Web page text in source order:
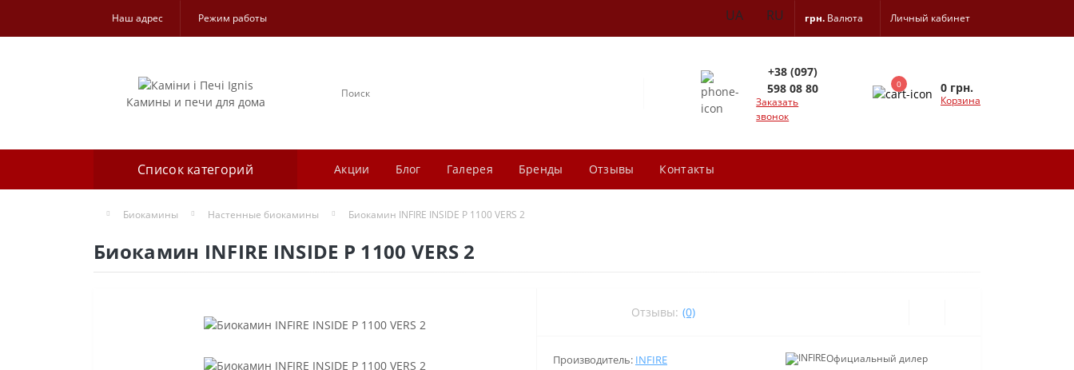
Наш адрес Режим работы UA RU грн. Валюта Личный кабинет
Камины и печи для дома
+38 (097)
598 08 80
Заказать
звонок
0 0 грн.
Корзина
Список категорий Акции Блог Галерея Бренды Отзывы Контакты
Биокамины Настенные биокамины Биокамин INFIRE INSIDE P 1100 VERS 2
Биокамин INFIRE INSIDE P 1100 VERS 2
Отзывы: (0)
Производитель: INFIRE
Официальный дилер